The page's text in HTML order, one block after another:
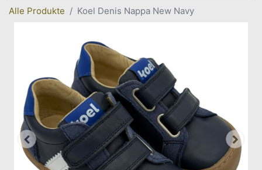
Alle Produkte Koel Denis Nappa New Navy